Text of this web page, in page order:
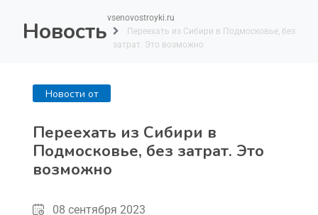
Новостьvsenovostroyki.ru
Переехать из Сибири в Подмосковье, без
затрат. Это возможно
Новости от
Переехать из Сибири в
Подмосковье, без затрат. Это
возможно
08 сентября 2023